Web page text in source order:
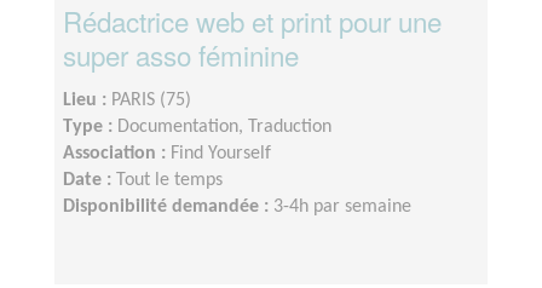
Rédactrice web et print pour une
super asso féminine
Lieu : PARIS (75)
Type : Documentation, Traduction
Association : Find Yourself
Date :
Tout le temps
Disponibilité demandée : 3-4h par semaine